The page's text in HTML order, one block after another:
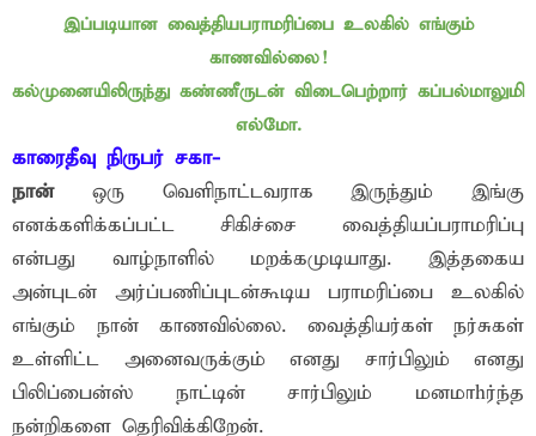
இப்படியான வைத்தியபராமரிப்பை உலகில் எங்கும்
காணவில்லை!
கல்முனையிலிருந்து கண்ணீருடன் விடைபெற்றார் கப்பல்மாலுமி
எல்மோ.
காரைதீவு நிருபர் சகா-
நான்ஒரு வெளிநாட்டவராக இருந்தும் இங்கு
எனக்களிக்கப்பட்ட சிகிச்சை வைத்தியப்பராமரிப்பு
என்பது வாழ்நாளில் மறக்கமுடியாது. இத்தகைய
அன்புடன் அர்ப்பணிப்புடன்கூடிய பராமரிப்பை உலகில்
எங்கும் நான் காணவில்லை. வைத்தியர்கள் நர்சுகள்
உள்ளிட்ட அனைவருக்கும் எனது சார்பிலும் எனது
பிலிப்பைன்ஸ் நாட்டின் சார்பிலும் மனமாhர்ந்த
நன்றிகளை தெரிவிக்கிறேன்.